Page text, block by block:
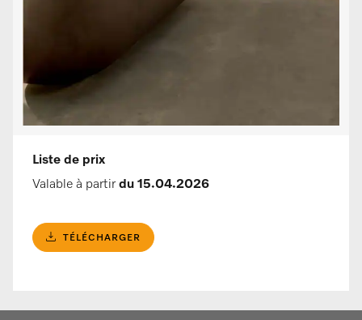
Liste de prix
Valable à partirdu 15.04.2026
TÉLÉCHARGER